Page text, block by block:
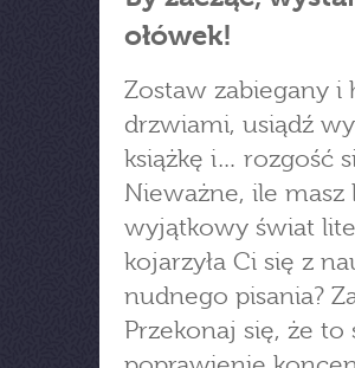
ołówek!
Zostaw zabiegany i
drzwiami, usiądź
książkę i… rozgość
Nieważne, ile masz
wyjątkowy świat
kojarzyła Ci się z
nudnego pisania?
Przekonaj się, że